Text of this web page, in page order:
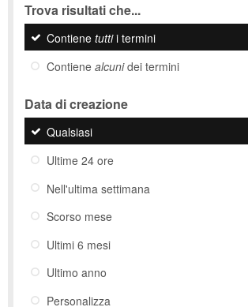
Trova risultati che...
Contiene tuttii termini
Contiene alcunidei termini
Data di creazione
Qualsiasi
Ultime 24 ore
Nell'ultima settimana
Scorso mese
Ultimi 6 mesi
Ultimo anno
Personalizza